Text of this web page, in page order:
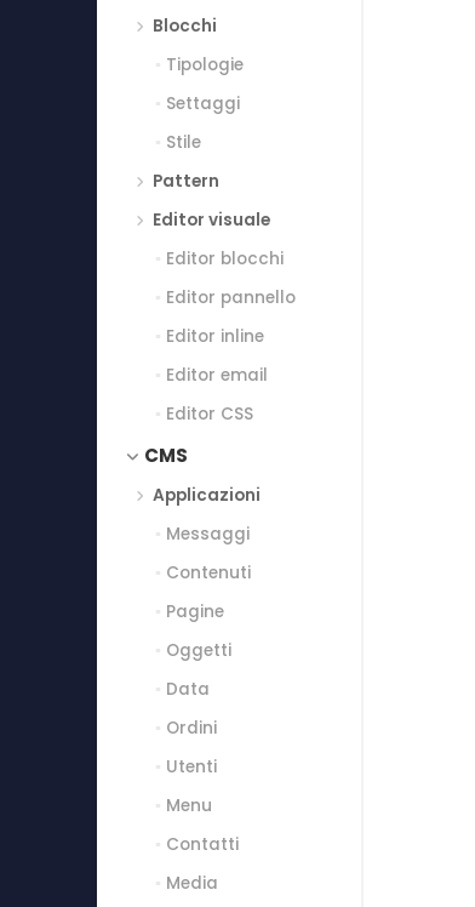
Blocchi
Tipologie
Settaggi
Stile
Pattern
Editor visuale
Editor blocchi
Editor pannello
Editor inline
Editor email
Editor CSS
CMS
Applicazioni
Messaggi
Contenuti
Pagine
Oggetti
Data
Ordini
Utenti
Menu
Contatti
Media